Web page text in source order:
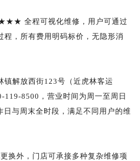
全程可视化维修，用户可通过
程，所有费用明码标价，无隐形消
镇解放西街123号（近虎林客运
119-8500，营业时间为周一至周日
与周末全时段，满足不同用户的维
换外，门店可承接多种复杂维修项